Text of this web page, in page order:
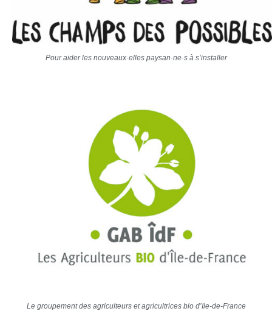
Pour aider les nouveaux·elles paysan·ne·s à s’installer
Le groupement des agriculteurs et agricultrices bio d’Ile-de-France